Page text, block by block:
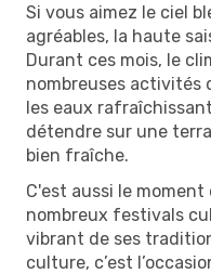
Si vous aimez le ciel
agréables, la haute
Durant ces mois, le
nombreuses activités
les eaux
détendre sur une
bien fraîche.
C'est aussi le
nombreux festivals
vibrant de ses
culture, c’est